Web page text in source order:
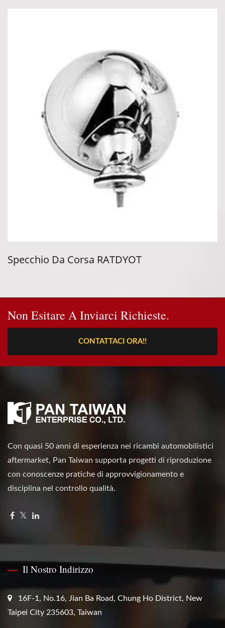
Non Esitare A Inviarci Richieste.
CONTATTACI ORA!!
Con quasi 50 anni di esperienza nei ricambi automobilistici
aftermarket, Pan Taiwan supporta progetti di riproduzione
con conoscenze pratiche di approvvigionamento e
disciplina nel controllo qualità.
Il Nostro Indirizzo
16F-1, No.16, Jian Ba Road, Chung Ho District, New
Taipei City 235603, Taiwan